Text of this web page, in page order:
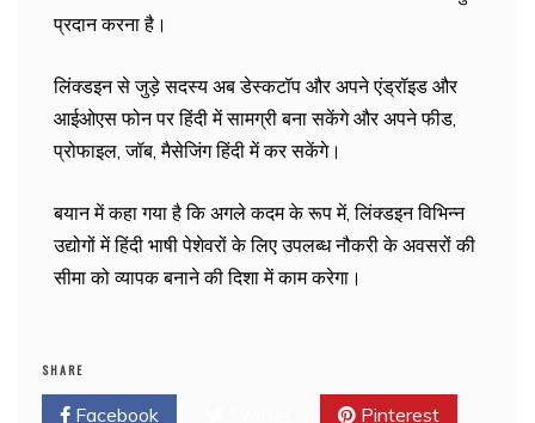
प्रदान करना है।
लिंक्डइन से जुड़े सदस्य अब डेस्कटॉप और अपने एंड्रॉइड और
आईओएस फोन पर हिंदी में सामग्री बना सकेंगे और अपने फीड,
प्रोफाइल, जॉब, मैसेजिंग हिंदी में कर सकेंगे।
बयान में कहा गया है कि अगले कदम के रूप में, लिंक्डइन विभिन्न
उद्योगों में हिंदी भाषी पेशेवरों के लिए उपलब्ध नौकरी के अवसरों की
सीमा को व्यापक बनाने की दिशा में काम करेगा।
SHARE
Facebook Pinterest